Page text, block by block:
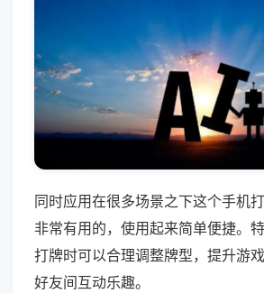
同时应用在很多场景之下这个手机
非常有用的，使用起来简单便捷。
打牌时可以合理调整牌型，提升游
好友间互动乐趣。